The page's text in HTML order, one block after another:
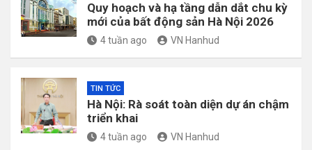
Quy hoạch và hạ tầng dẫn dắt chu kỳ
mới của bất động sản Hà Nội 2026
4 tuần ago VN Hanhud
TIN TỨC
Hà Nội: Rà soát toàn diện dự án chậm
triển khai
4 tuần ago VN Hanhud